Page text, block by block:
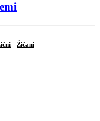
- Žičani